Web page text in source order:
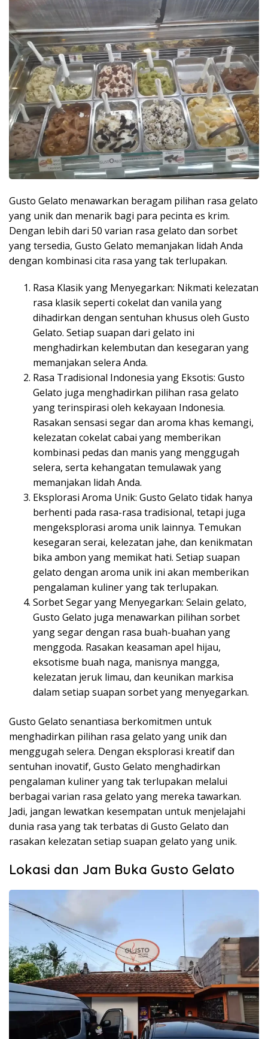
Gusto Gelato menawarkan beragam pilihan rasa gelato
yang unik dan menarik bagi para pecinta es krim.
Dengan lebih dari 50 varian rasa gelato dan sorbet
yang tersedia, Gusto Gelato memanjakan lidah Anda
dengan kombinasi cita rasa yang tak terlupakan.
Rasa Klasik yang Menyegarkan: Nikmati kelezatan
rasa klasik seperti cokelat dan vanila yang
dihadirkan dengan sentuhan khusus oleh Gusto
Gelato. Setiap suapan dari gelato ini
menghadirkan kelembutan dan kesegaran yang
memanjakan selera Anda.
Rasa Tradisional Indonesia yang Eksotis: Gusto
Gelato juga menghadirkan pilihan rasa gelato
yang terinspirasi oleh kekayaan Indonesia.
Rasakan sensasi segar dan aroma khas kemangi,
kelezatan cokelat cabai yang memberikan
kombinasi pedas dan manis yang menggugah
selera, serta kehangatan temulawak yang
memanjakan lidah Anda.
Eksplorasi Aroma Unik: Gusto Gelato tidak hanya
berhenti pada rasa-rasa tradisional, tetapi juga
mengeksplorasi aroma unik lainnya. Temukan
kesegaran serai, kelezatan jahe, dan kenikmatan
bika ambon yang memikat hati. Setiap suapan
gelato dengan aroma unik ini akan memberikan
pengalaman kuliner yang tak terlupakan.
Sorbet Segar yang Menyegarkan: Selain gelato,
Gusto Gelato juga menawarkan pilihan sorbet
yang segar dengan rasa buah-buahan yang
menggoda. Rasakan keasaman apel hijau,
eksotisme buah naga, manisnya mangga,
kelezatan jeruk limau, dan keunikan markisa
dalam setiap suapan sorbet yang menyegarkan.
Gusto Gelato senantiasa berkomitmen untuk
menghadirkan pilihan rasa gelato yang unik dan
menggugah selera. Dengan eksplorasi kreatif dan
sentuhan inovatif, Gusto Gelato menghadirkan
pengalaman kuliner yang tak terlupakan melalui
berbagai varian rasa gelato yang mereka tawarkan.
Jadi, jangan lewatkan kesempatan untuk menjelajahi
dunia rasa yang tak terbatas di Gusto Gelato dan
rasakan kelezatan setiap suapan gelato yang unik.
Lokasi dan Jam Buka Gusto Gelato